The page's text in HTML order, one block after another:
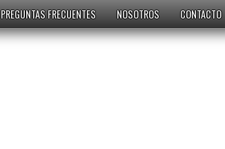
PREGUNTAS FRECUENTES NOSOTROS CONTACTO